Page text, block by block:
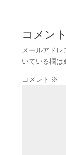
コメン
メールアドレ
いている欄は
コメント ※